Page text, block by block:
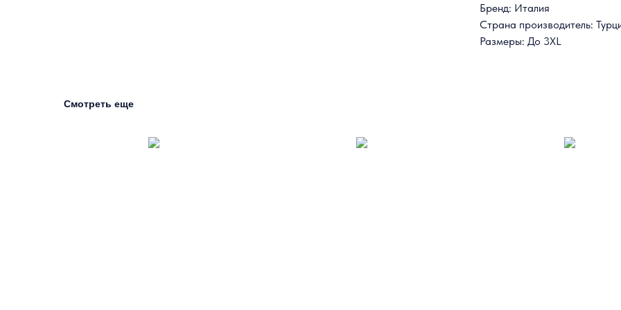
Бренд: Италия
Страна производитель:
Размеры: До 3XL
Смотреть еще